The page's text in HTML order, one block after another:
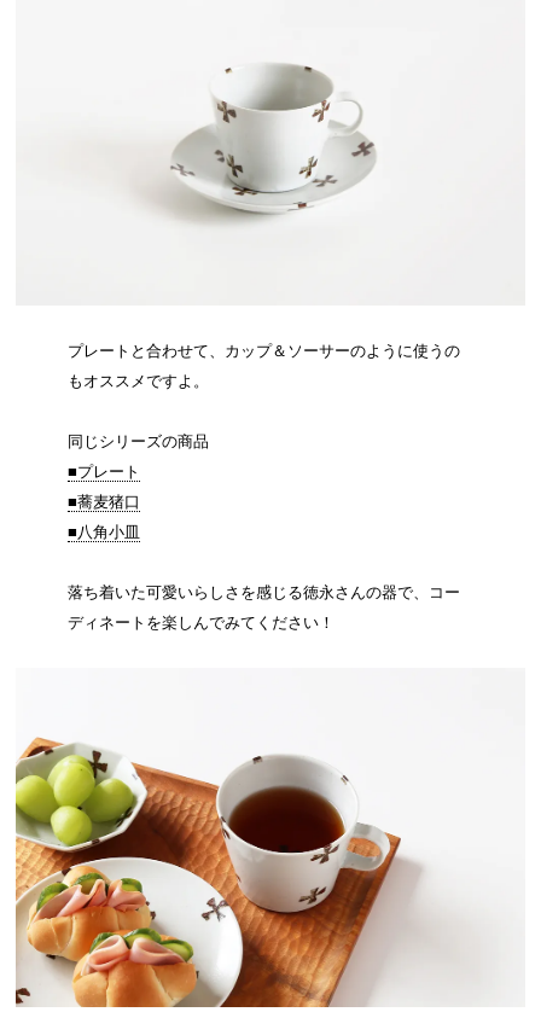
プレートと合わせて、カップ＆ソーサーのように使うの
もオススメですよ。
同じシリーズの商品
■プレート
■蕎麦猪口
■八角小皿
落ち着いた可愛いらしさを感じる徳永さんの器で、コー
ディネートを楽しんでみてください！